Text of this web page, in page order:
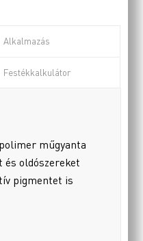
Alkalmazás
Festékkalkulátor
műgyanta
oldószereket
pigmentet is